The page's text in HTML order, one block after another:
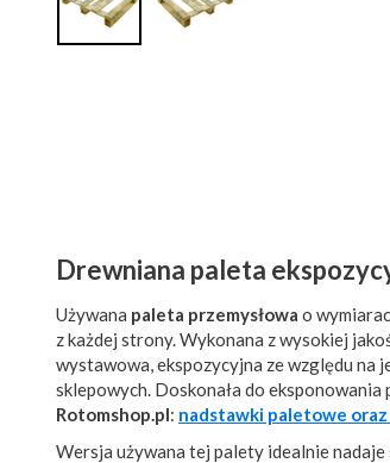
Drewniana paleta
Używana paleta przemysłowa o
z każdej strony. Wykonana z wysokiej
wystawowa, ekspozycyjna ze względu na
sklepowych. Doskonała do
Rotomshop.pl: nadstawki paletowe
Wersja używana tej palety idealnie